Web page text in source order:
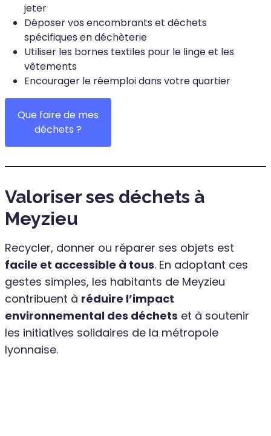
jeter
Déposer vos encombrants et déchets
spécifiques en déchèterie
Utiliser les bornes textiles pour le linge et les
vêtements
Encourager le réemploi dans votre quartier
Que faire de mes
déchets ?
Valoriser ses déchets à
Meyzieu
Recycler, donner ou réparer ses objets est
facile et accessible à tous. En adoptant ces
gestes simples, les habitants de Meyzieu
contribuent à réduire l’impact
environnemental des déchets et à soutenir
les initiatives solidaires de la métropole
lyonnaise.